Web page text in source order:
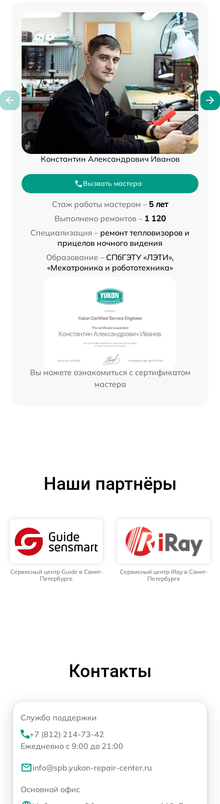
Константин Александрович Иванов
Вызвать мастера
Стаж работы мастером – 5 лет
Выполнено ремонтов – 1 120
Специализация – ремонт тепловизоров и
прицелов ночного видения
Образование – СПбГЭТУ «ЛЭТИ»,
«Мехатроника и робототехника»
Вы можете ознакомиться с сертификатом
мастера
Наши партнёры
Сервисный центр Guide в Санкт-
Петербурге
Сервисный центр iRay в Санкт-
Петербурге
Контакты
Служба поддержки
+7 (812) 214-73-42
Ежедневно с 9:00 до 21:00
info@spb.yukon-repair-center.ru
Основной офис